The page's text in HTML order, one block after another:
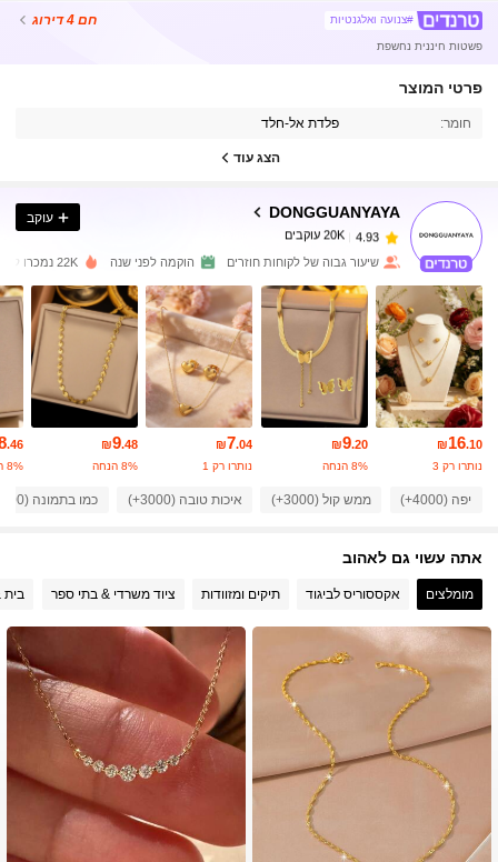
#צנועה ואלגנטיות חם 4 דירוג
פשטות חיננית נחשפת
פרטי המוצר
חומר: פלדת אל-חלד
הצג עוד
DONGGUANYAYA
4.93
20K עוקבים
a***7
שילםלפני יום אחד
4.93 20K עוקבים
4.93
4.93 20K עוקבים
4.93 20K עוקבים
4.93 20K עוקבים
4.93 20K עוקבים
20K עוקבים
עוקב
שיעור גבוה של לקוחות חוזרים הוקמה לפני שנה 22K נמכרו לאחרונה
₪16.10
נותרו רק 3
₪9.20
8% הנחה
₪7.04
נותרו רק 1
₪9.48
8% הנחה
.46
8% הנחה
יפה (4000+) ממש קול (3000+) איכות טובה (3000+) כמו בתמונה (1000+)
אתה עשוי גם לאהוב
מומלצים אקססוריס לביגוד תיקים ומזוודות ציוד משרדי & בתי ספר בית